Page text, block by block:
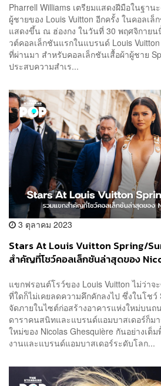
Pharrell Williams เตรียมแสดงฝีมือในฐาน
ผู้ชายของ Louis Vuitton อีกครั้ง ในคอลเล็
แสดงขึ้น ณ ฮ่องกง ในวันที่ 30 พฤศจิกายน
วต์คอลเล็กชันแรกในแบรนด์ Louis
ที่ผ่านมา สำหรับคอลเล็กชันเสื้อผ้าผู้ชาย
ประสบความสำเร...
3 ตุลาคม 2023
Stars At Louis Vuitton Spring/
สำคัญที่โชว์คอลเล็กชันล่าสุดของ
แขกฟรอนต์โรว์ของ Louis Vuitton ไม่ว่า
ที่ใดก็ไม่เคยลดความคึกคักลงไป ซึ่งในโชว์
จัดภายในไซต์ก่อสร้างอาคารแห่งใหม่บนถ
ดาราคนสนิทและแบรนด์แอมบาสเดอร์ก็ม
ใหม่ของ Nicolas Ghesquière กันอย่างเ
งานและแบรนด์แอมบาสเดอร์ระดับโลก...